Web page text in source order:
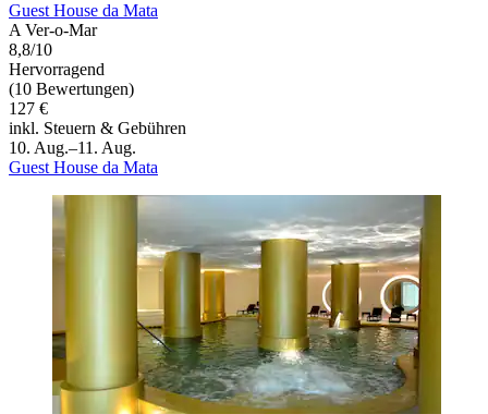
Guest House da Mata
A Ver-o-Mar
8,8/10
Hervorragend
(10 Bewertungen)
127 €
inkl. Steuern & Gebühren
10. Aug.–11. Aug.
Guest House da Mata